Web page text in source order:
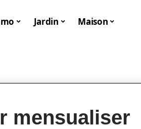
Jardin Maison
mensualiser